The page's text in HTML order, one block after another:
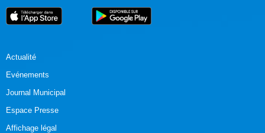
Actualité
Evénements
Journal Municipal
Espace Presse
Affichage légal